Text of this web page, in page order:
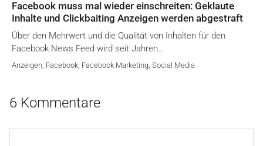
Facebook muss mal wieder einschreiten: Geklaute
Inhalte und Clickbaiting Anzeigen werden abgestraft
Über den Mehrwert und die Qualität von Inhalten für den
Facebook News Feed wird seit Jahren…
Anzeigen, Facebook, Facebook Marketing, Social Media
6 Kommentare